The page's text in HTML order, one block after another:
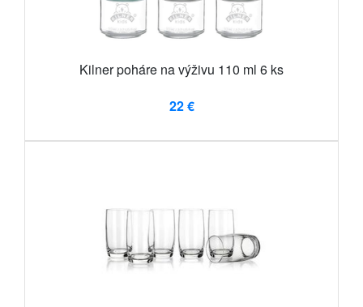
Kilner poháre na výživu 110 ml 6 ks
22 €